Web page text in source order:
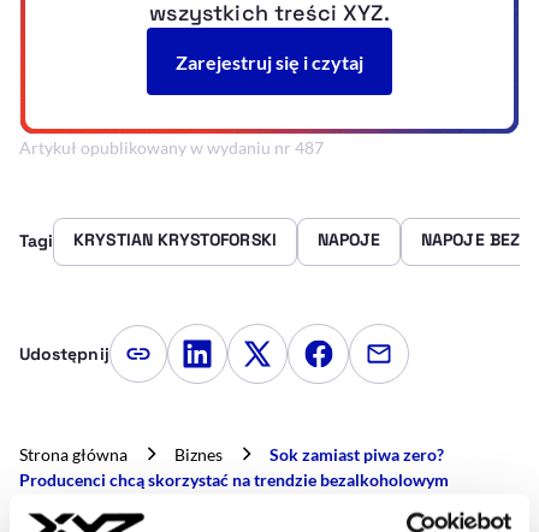
Artykuł opublikowany w wydaniu nr 487
Tagi KRYSTIAN KRYSTOFORSKI NAPOJE NAPOJE
Udostępnij Kopiuj link artykułu
Udostępnij na LinkedIn
Udostępnij na Twitterze
Udostępnij na
Udostępnij
Strona główna Biznes
Sok zamiast piwa zero?
Producenci chcą skorzystać na trendzie bezalkoholowym